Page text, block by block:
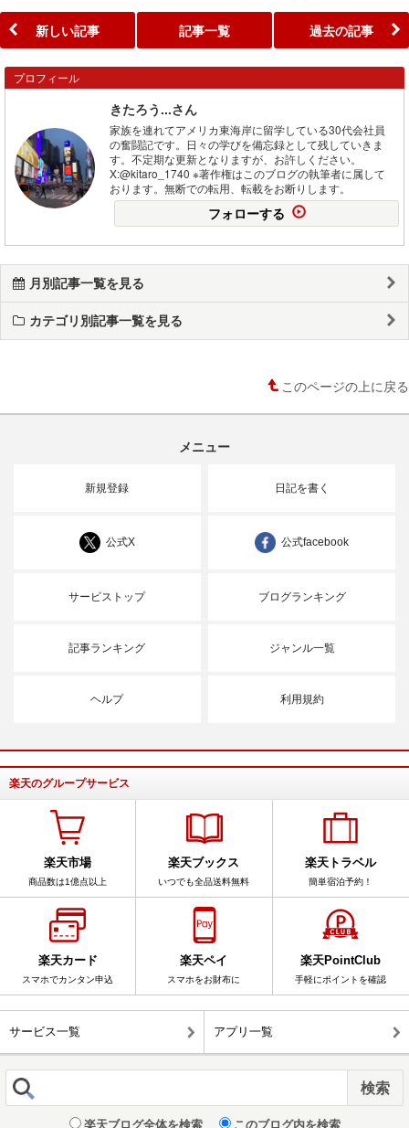
新しい記事 記事一覧 過去の記事
プロフィール
きたろう...さん
家族を連れてアメリカ東海岸に留学している30代会社員
の奮闘記です。日々の学びを備忘録として残していきま
す。不定期な更新となりますが、お許しください。
X:@kitaro_1740 ※著作権はこのブログの執筆者に属して
おります。無断での転用、転載をお断りします。
フォローする
月別記事一覧を見る
カテゴリ別記事一覧を見る
このページの上に戻る
メニュー
新規登録 日記を書く
公式X 公式facebook
サービストップ ブログランキング
記事ランキング ジャンル一覧
ヘルプ 利用規約
楽天のグループサービス
楽天市場
商品数は1億点以上
楽天ブックス
いつでも全品送料無料
楽天トラベル
簡単宿泊予約！
楽天カード
スマホでカンタン申込
楽天ペイ
スマホをお財布に
楽天PointClub
手軽にポイントを確認
サービス一覧 アプリ一覧
楽天ブログ全体を検索 このブログ内を検索